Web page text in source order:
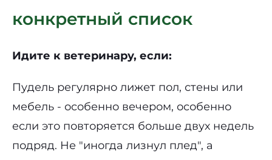
конкретный список
Идите к ветеринару, если:
Пудель регулярно лижет пол, стены или
мебель - особенно вечером, особенно
если это повторяется больше двух недель
подряд. Не "иногда лизнул плед", а